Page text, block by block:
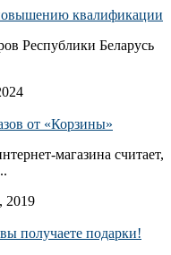
квалификации
Республики Беларусь
от «Корзины»
магазина считает,
2019
получаете подарки!